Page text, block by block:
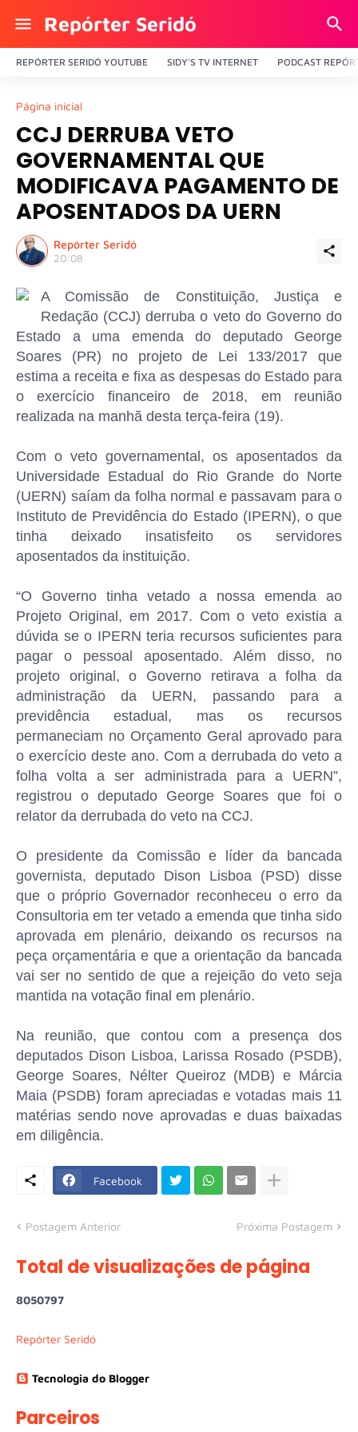
Repórter Seridó
REPÓRTER SERIDÓ YOUTUBE SIDY'S TV INTERNET PODCAST
Página inicial
CCJ DERRUBA VETO
GOVERNAMENTAL QUE
MODIFICAVA PAGAMENTO DE
APOSENTADOS DA UERN
Repórter Seridó
20:08
A Comissão de Constituição, Justiça e
Redação (CCJ) derruba o veto do Governo do
Estado a uma emenda do deputado George
Soares (PR) no projeto de Lei 133/2017 que
estima a receita e fixa as despesas do Estado para
o exercício financeiro de 2018, em reunião
realizada na manhã desta terça-feira (19).
Com o veto governamental, os aposentados da
Universidade Estadual do Rio Grande do Norte
(UERN) saíam da folha normal e passavam para o
Instituto de Previdência do Estado (IPERN), o que
tinha deixado insatisfeito os servidores
aposentados da instituição.
“O Governo tinha vetado a nossa emenda ao
Projeto Original, em 2017. Com o veto existia a
dúvida se o IPERN teria recursos suficientes para
pagar o pessoal aposentado. Além disso, no
projeto original, o Governo retirava a folha da
administração da UERN, passando para a
previdência estadual, mas os recursos
permaneciam no Orçamento Geral aprovado para
o exercício deste ano. Com a derrubada do veto a
folha volta a ser administrada para a UERN”,
registrou o deputado George Soares que foi o
relator da derrubada do veto na CCJ.
O presidente da Comissão e líder da bancada
governista, deputado Dison Lisboa (PSD) disse
que o próprio Governador reconheceu o erro da
Consultoria em ter vetado a emenda que tinha sido
aprovada em plenário, deixando os recursos na
peça orçamentária e que a orientação da bancada
vai ser no sentido de que a rejeição do veto seja
mantida na votação final em plenário.
Na reunião, que contou com a presença dos
deputados Dison Lisboa, Larissa Rosado (PSDB),
George Soares, Nélter Queiroz (MDB) e Márcia
Maia (PSDB) foram apreciadas e votadas mais 11
matérias sendo nove aprovadas e duas baixadas
em diligência.
Facebook
Postagem Anterior Próxima Postagem
Total de visualizações de página
8050797
Repórter Seridó
Tecnologia do Blogger
Parceiros